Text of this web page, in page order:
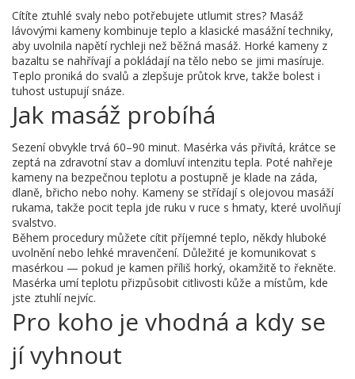
Cítíte ztuhlé svaly nebo potřebujete utlumit stres? Masáž
lávovými kameny kombinuje teplo a klasické masážní techniky,
aby uvolnila napětí rychleji než běžná masáž. Horké kameny z
bazaltu se nahřívají a pokládají na tělo nebo se jimi masíruje.
Teplo proniká do svalů a zlepšuje průtok krve, takže bolest i
tuhost ustupují snáze.
Jak masáž probíhá
Sezení obvykle trvá 60–90 minut. Masérka vás přivítá, krátce se
zeptá na zdravotní stav a domluví intenzitu tepla. Poté nahřeje
kameny na bezpečnou teplotu a postupně je klade na záda,
dlaně, břicho nebo nohy. Kameny se střídají s olejovou masáží
rukama, takže pocit tepla jde ruku v ruce s hmaty, které uvolňují
svalstvo.
Během procedury můžete cítit příjemné teplo, někdy hluboké
uvolnění nebo lehké mravenčení. Důležité je komunikovat s
masérkou — pokud je kamen příliš horký, okamžitě to řekněte.
Masérka umí teplotu přizpůsobit citlivosti kůže a místům, kde
jste ztuhlí nejvíc.
Pro koho je vhodná a kdy se
jí vyhnout